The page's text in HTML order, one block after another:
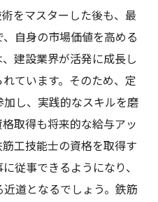
をマスターした後も、最
自身の市場価値を高める
建設業界が活発に成長し
ています。そのため、定
し、実践的なスキルを磨
取得も将来的な給与アッ
工技能士の資格を取得す
従事できるようになり、
道となるでしょう。鉄筋